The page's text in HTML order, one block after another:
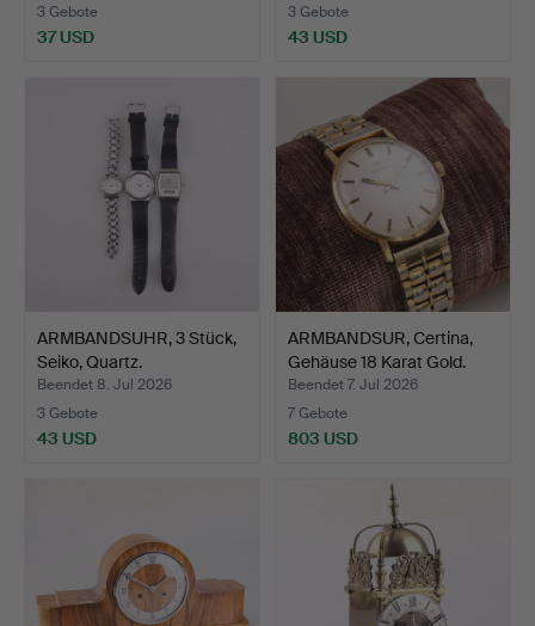
3 Gebote
37 USD
3 Gebote
43 USD
ARMBANDSUHR, 3 Stück,
Seiko, Quartz.
Beendet 8. Jul 2026
3 Gebote
43 USD
ARMBANDSUR, Certina,
Gehäuse 18 Karat Gold.
Beendet 7. Jul 2026
7 Gebote
803 USD